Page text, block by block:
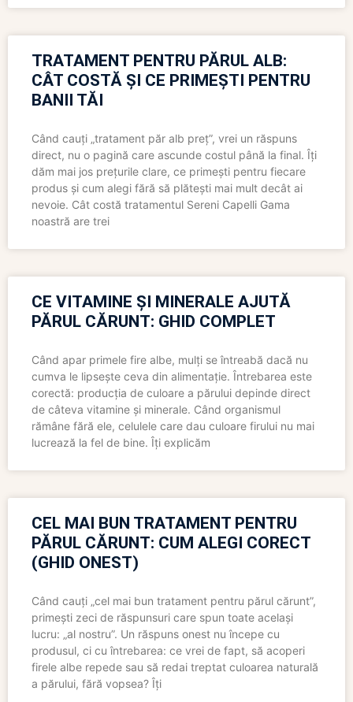
TRATAMENT PENTRU PĂRUL ALB:
CÂT COSTĂ ȘI CE PRIMEȘTI PENTRU
BANII TĂI
Când cauți „tratament păr alb preț”, vrei un răspuns
direct, nu o pagină care ascunde costul până la final. Îți
dăm mai jos prețurile clare, ce primești pentru fiecare
produs și cum alegi fără să plătești mai mult decât ai
nevoie. Cât costă tratamentul Sereni Capelli Gama
noastră are trei
CE VITAMINE ȘI MINERALE AJUTĂ
PĂRUL CĂRUNT: GHID COMPLET
Când apar primele fire albe, mulți se întreabă dacă nu
cumva le lipsește ceva din alimentație. Întrebarea este
corectă: producția de culoare a părului depinde direct
de câteva vitamine și minerale. Când organismul
rămâne fără ele, celulele care dau culoare firului nu mai
lucrează la fel de bine. Îți explicăm
CEL MAI BUN TRATAMENT PENTRU
PĂRUL CĂRUNT: CUM ALEGI CORECT
(GHID ONEST)
Când cauți „cel mai bun tratament pentru părul cărunt”,
primești zeci de răspunsuri care spun toate același
lucru: „al nostru”. Un răspuns onest nu începe cu
produsul, ci cu întrebarea: ce vrei de fapt, să acoperi
firele albe repede sau să redai treptat culoarea naturală
a părului, fără vopsea? Îți